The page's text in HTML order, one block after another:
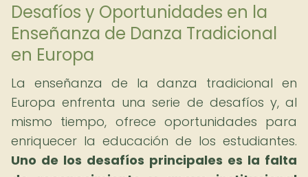
Desafíos y Oportunidades en la
Enseñanza de Danza Tradicional
en Europa
La enseñanza de la danza tradicional en
Europa enfrenta una serie de desafíos y, al
mismo tiempo, ofrece oportunidades para
enriquecer la educación de los estudiantes.
Uno de los desafíos principales es la falta